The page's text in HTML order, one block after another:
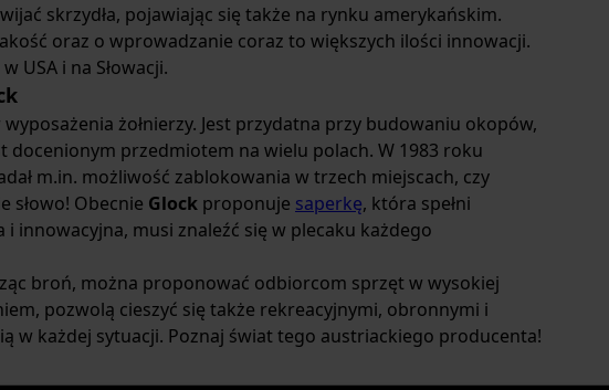
skrzydła, pojawiając się także na rynku amerykańskim.
oraz o wprowadzanie coraz to większych ilości innowacji.
USA i na Słowacji.
żołnierzy. Jest przydatna przy budowaniu okopów,
docenionym przedmiotem na wielu polach. W 1983 roku
m.in. możliwość zablokowania w trzech miejscach, czy
słowo! Obecnie Glock proponuje saperkę, która spełni
innowacyjna, musi znaleźć się w plecaku każdego
broń, można proponować odbiorcom sprzęt w wysokiej
pozwolą cieszyć się także rekreacyjnymi, obronnymi i
w każdej sytuacji. Poznaj świat tego austriackiego producenta!